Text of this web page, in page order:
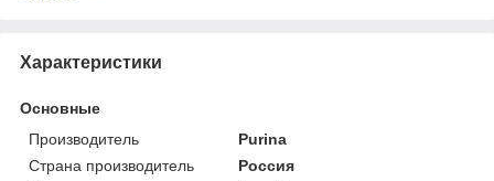
Характеристики
Основные
Производитель
Purina
Страна производитель
Россия